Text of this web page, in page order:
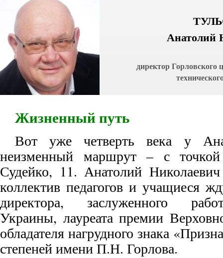
Анатолий
директор Горловского
Жизненный путь
Вот уже четверть века у
неизменный маршрут – с
Судейко, 11. Анатолий
коллектив педагогов и учащиеся
директора, заслуженного
Украины, лауреата премии
обладателя нагрудного знака
степеней имени П.Н. Горлова.